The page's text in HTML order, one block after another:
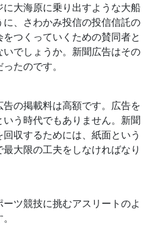
に大海原に乗り出すような大船
、さわかみ投信の投信信託の
つくっていくための賛同者と
でしょうか。新聞広告はその
たのです。
の掲載料は高額です。広告を
う時代でもありません。新聞
収するためには、紙面という
大限の工夫をしなければなり
ツ競技に挑むアスリートのよ